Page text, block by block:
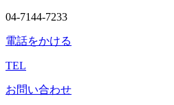
04-7144-7233
電話をかける
TEL
お問い合わせ